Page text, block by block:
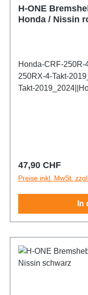
H-ONE
Honda / Nissin
Honda-CRF-250R-
250RX-4-Takt-
Takt-
Regulärer Preis:
47,90 CHF
Preise inkl. MwSt.
In